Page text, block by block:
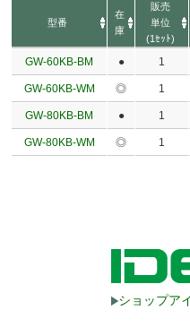
型番
在
庫
販売
単位
(1ｾｯﾄ)
GW-60KB-BM ● 1
GW-60KB-WM ◎ 1
GW-80KB-BM ● 1
GW-80KB-WM ◎ 1
ショップア